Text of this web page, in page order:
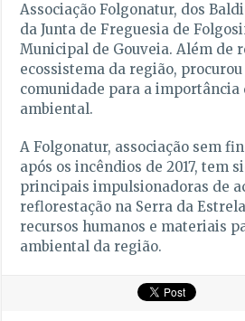
Associação Folgonatur, dos
da Junta de Freguesia de
Municipal de Gouveia. Além de
ecossistema da região,
comunidade para a importância
ambiental.
A Folgonatur, associação sem
após os incêndios de 2017, tem
principais impulsionadoras de
reflorestação na Serra da
recursos humanos e materiais
ambiental da região.